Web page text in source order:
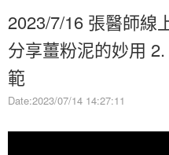
2023/7/16 張醫師線
分享薑粉泥的妙用
範
Date:2023/07/14 14:27:11